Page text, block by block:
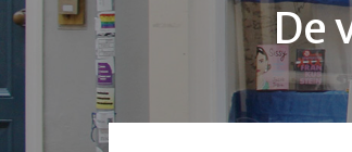
De